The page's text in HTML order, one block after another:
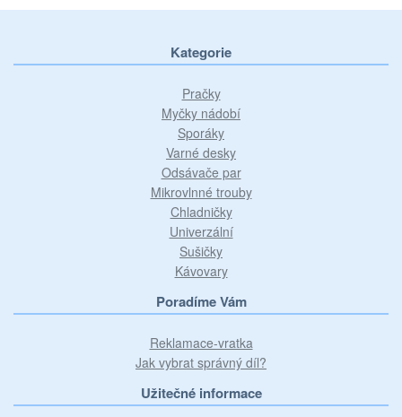
Kategorie
Pračky
Myčky nádobí
Sporáky
Varné desky
Odsávače par
Mikrovlnné trouby
Chladničky
Univerzální
Sušičky
Kávovary
Poradíme Vám
Reklamace-vratka
Jak vybrat správný díl?
Užitečné informace